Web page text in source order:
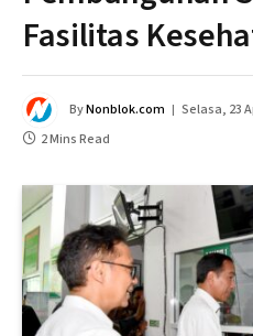
Fasilitas
ByNonblok.com Selasa, 23
2 Mins Read